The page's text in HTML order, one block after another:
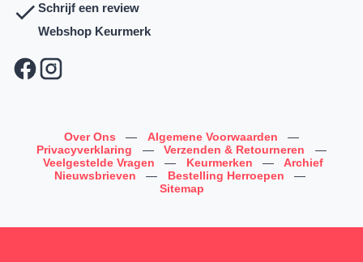
Schrijf een review
Webshop Keurmerk
Over Ons — Algemene Voorwaarden
—
Privacyverklaring
— Verzenden & Retourneren
—
Veelgestelde Vragen
— Keurmerken —
Archief
Nieuwsbrieven
— Bestelling Herroepen
—
Sitemap